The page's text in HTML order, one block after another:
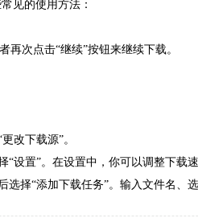
见的使用方法：
次点击“继续”按钮来继续下载。
改下载源”。
设置”。在设置中，你可以调整下载
择“添加下载任务”。输入文件名、